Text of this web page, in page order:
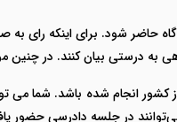
حاضر شود. برای اینکه رای
درستی بیان کنند. در چنین
انجام شده باشد. شما می